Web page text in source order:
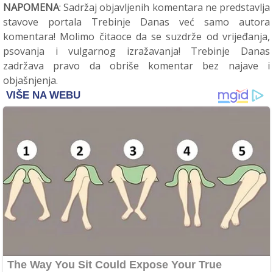
NAPOMENA: Sadržaj objavljenih komentara ne predstavlja
stavove portala Trebinje Danas već samo autora
komentara! Molimo čitaoce da se suzdrže od vrijeđanja,
psovanja i vulgarnog izražavanja! Trebinje Danas
zadržava pravo da obriše komentar bez najave i
objašnjenja.